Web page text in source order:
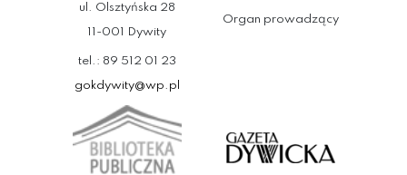
ul. Olsztyńska 28
11-001 Dywity
tel.: 89 512 01 23
gokdywity@wp.pl
Organ prowadzący